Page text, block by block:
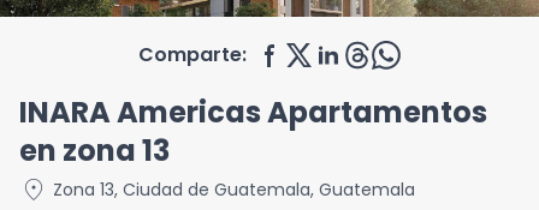
Comparte:
INARA Americas Apartamentos
en zona 13
location_on Zona 13, Ciudad de Guatemala, Guatemala